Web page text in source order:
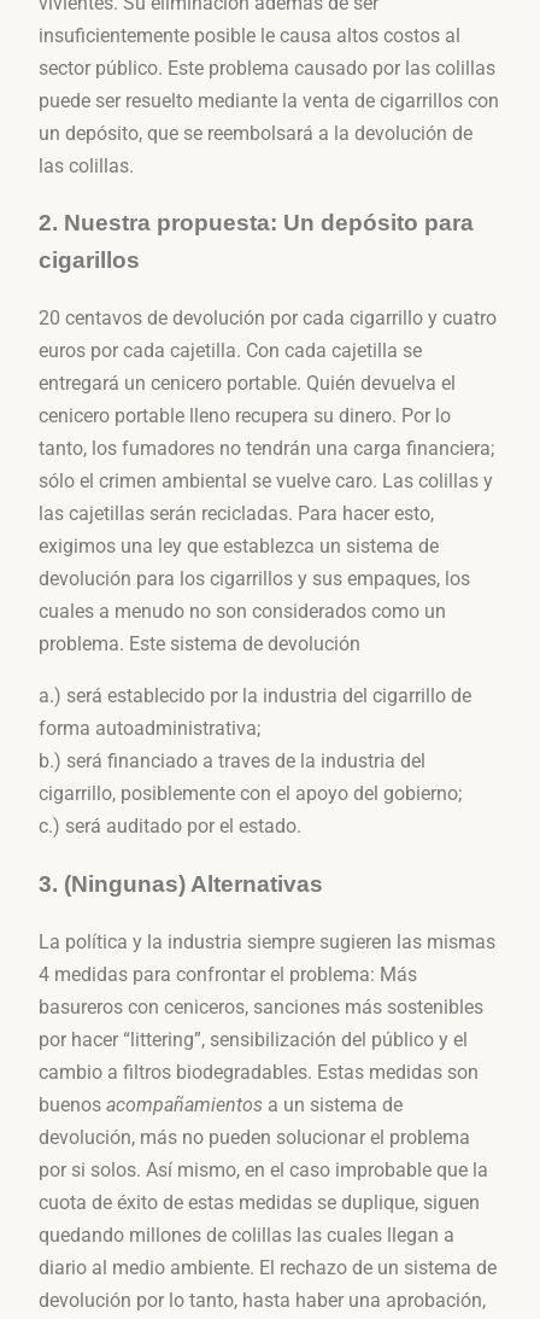
insuficientemente posible le causa altos costos al
sector público. Este problema causado por las colillas
puede ser resuelto mediante la venta de cigarrillos con
un depósito, que se reembolsará a la devolución de
las colillas.
2. Nuestra propuesta: Un depósito para
cigarillos
20 centavos de devolución por cada cigarrillo y cuatro
euros por cada cajetilla. Con cada cajetilla se
entregará un cenicero portable. Quién devuelva el
cenicero portable lleno recupera su dinero. Por lo
tanto, los fumadores no tendrán una carga financiera;
sólo el crimen ambiental se vuelve caro. Las colillas y
las cajetillas serán recicladas. Para hacer esto,
exigimos una ley que establezca un sistema de
devolución para los cigarrillos y sus empaques, los
cuales a menudo no son considerados como un
problema. Este sistema de devolución
a.) será establecido por la industria del cigarrillo de
forma autoadministrativa;
b.) será financiado a traves de la industria del
cigarrillo, posiblemente con el apoyo del gobierno;
c.) será auditado por el estado.
3. (Ningunas) Alternativas
La política y la industria siempre sugieren las mismas
4 medidas para confrontar el problema: Más
basureros con ceniceros, sanciones más sostenibles
por hacer “littering”, sensibilización del público y el
cambio a filtros biodegradables. Estas medidas son
buenos acompañamientosa un sistema de
devolución, más no pueden solucionar el problema
por si solos. Así mismo, en el caso improbable que la
cuota de éxito de estas medidas se duplique, siguen
quedando millones de colillas las cuales llegan a
diario al medio ambiente. El rechazo de un sistema de
devolución por lo tanto, hasta haber una aprobación,